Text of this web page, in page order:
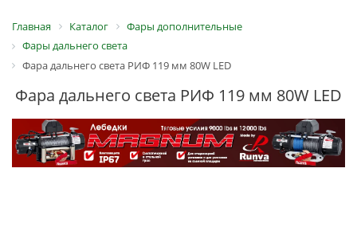
Главная Каталог
Фары дополнительные
Фары дальнего света
Фара дальнего света РИФ 119 мм 80W LED
Фара дальнего света РИФ 119 мм 80W LED